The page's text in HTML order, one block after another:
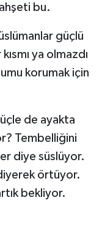
bu.
güçlü
ya olmazdı
korumak için
de ayakta
Tembelliğini
diye süslüyor.
örtüyor.
bekliyor.